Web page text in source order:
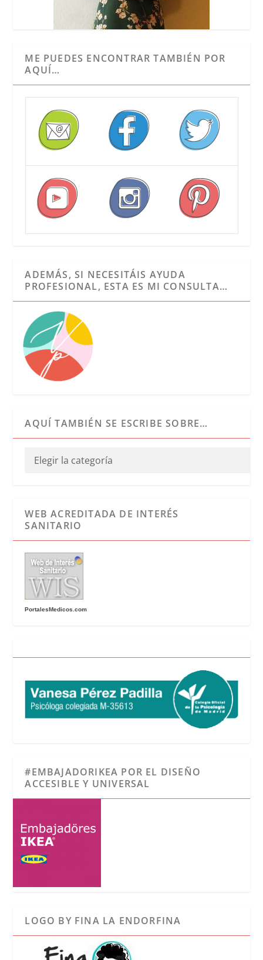
ME PUEDES ENCONTRAR TAMBIÉN POR
AQUÍ…
ADEMÁS, SI NECESITÁIS AYUDA
PROFESIONAL, ESTA ES MI CONSULTA…
AQUÍ TAMBIÉN SE ESCRIBE SOBRE…
WEB ACREDITADA DE INTERÉS
SANITARIO
PortalesMedicos.com
#EMBAJADORIKEA POR EL DISEÑO
ACCESIBLE Y UNIVERSAL
LOGO BY FINA LA ENDORFINA